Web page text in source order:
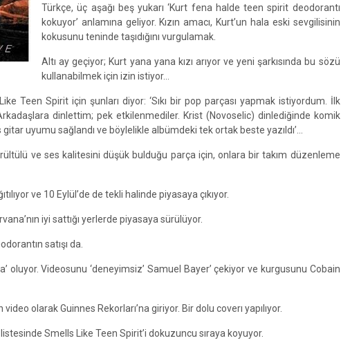
Türkçe, üç aşağı beş yukarı ‘Kurt fena halde teen spirit deodorantı
kokuyor’ anlamına geliyor. Kızın amacı, Kurt’un hala eski sevgilisinin
kokusunu teninde taşıdığını vurgulamak.
Altı ay geçiyor; Kurt yana yana kızı arıyor ve yeni şarkısında bu sözü
kullanabilmek için izin istiyor…
Teen Spirit için şunları diyor: ‘Sıkı bir pop parçası yapmak istiyordum. İlk
dinlettim; pek etkilenmediler. Krist (Novoselic) dinlediğinde komik
uyumu sağlandı ve böylelikle albümdeki tek ortak beste yazıldı’…
ve ses kalitesini düşük bulduğu parça için, onlara bir takım düzenleme
ve 10 Eylül’de de tekli halinde piyasaya çıkıyor.
iyi sattığı yerlerde piyasaya sürülüyor.
satışı da.
oluyor. Videosunu ‘deneyimsiz’ Samuel Bayer’ çekiyor ve kurgusunu Cobain
olarak Guinnes Rekorları’na giriyor. Bir dolu coverı yapılıyor.
Smells Like Teen Spirit’i dokuzuncu sıraya koyuyor.